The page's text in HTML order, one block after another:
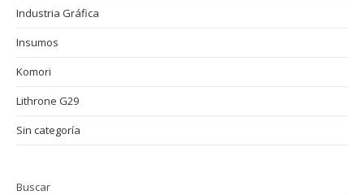
Industria Gráfica
Insumos
Komori
Lithrone G29
Sin categoría
Buscar